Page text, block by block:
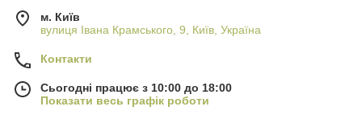
м. Київ
вулиця Івана Крамського, 9, Київ, Україна
Контакти
Сьогодні працює з 10:00 до 18:00
Показати весь графік роботи